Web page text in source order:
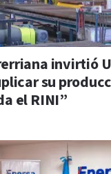
invirtió
su
el RINI”